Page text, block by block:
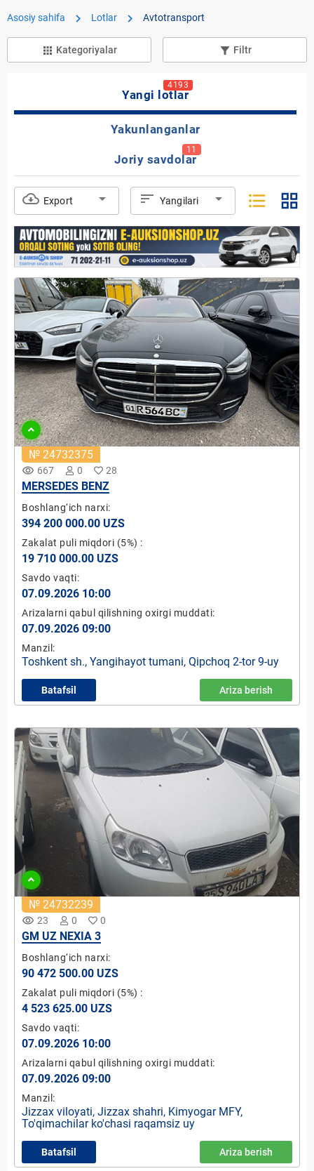
Asosiy sahifa chevron_right Lotlar chevron_right Avtotransport
apps Kategoriyalar filter_list_alt Filtr
Yangi lotlar
4193
Yakunlanganlar
Joriy savdolar
11
cloud_download Export arrow_drop_down sort Yangilari arrow_drop_down format_list_bulleted grid_view
remove_red_eye 667 0 28
№ 24732375
MERSEDES BENZ
Boshlang‘ich narxi:
394 200 000.00 UZS
Zakalat puli miqdori (5%) :
19 710 000.00 UZS
Savdo vaqti:
07.09.2026 10:00
Arizalarni qabul qilishning oxirgi muddati:
07.09.2026 09:00
Manzil:
Toshkent sh., Yangihayot tumani, Qipchoq 2-tor 9-uy
Batafsil Ariza berish
remove_red_eye 23 0 0
№ 24732239
GM UZ NEXIA 3
Boshlang‘ich narxi:
90 472 500.00 UZS
Zakalat puli miqdori (5%) :
4 523 625.00 UZS
Savdo vaqti:
07.09.2026 10:00
Arizalarni qabul qilishning oxirgi muddati:
07.09.2026 09:00
Manzil:
Jizzax viloyati, Jizzax shahri, Kimyogar MFY,
To'qimachilar ko'chasi raqamsiz uy
Batafsil Ariza berish